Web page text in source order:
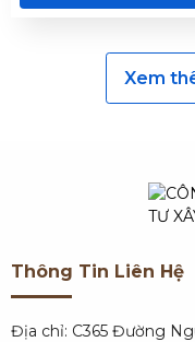
Xem
Thông Tin Liên Hệ
Địa chỉ: C365 Đường